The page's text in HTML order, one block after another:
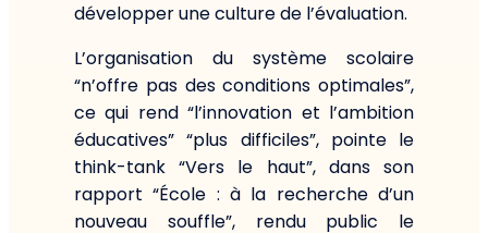
développer une culture de l’évaluation.
L’organisation du système scolaire
“n’offre pas des conditions optimales”,
ce qui rend “l’innovation et l’ambition
éducatives” “plus difficiles”, pointe le
think-tank “Vers le haut”, dans son
rapport “École : à la recherche d’un
nouveau souffle”, rendu public le